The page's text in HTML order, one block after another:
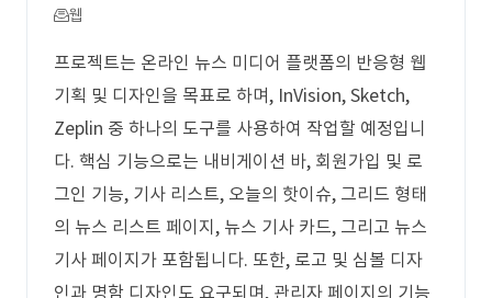
웹
프로젝트는 온라인 뉴스 미디어 플랫폼의 반응형 웹
기획 및 디자인을 목표로 하며, InVision, Sketch,
Zeplin 중 하나의 도구를 사용하여 작업할 예정입니
다. 핵심 기능으로는 내비게이션 바, 회원가입 및 로
그인 기능, 기사 리스트, 오늘의 핫이슈, 그리드 형태
의 뉴스 리스트 페이지, 뉴스 기사 카드, 그리고 뉴스
기사 페이지가 포함됩니다. 또한, 로고 및 심볼 디자
인과 명함 디자인도 요구되며, 관리자 페이지의 기능